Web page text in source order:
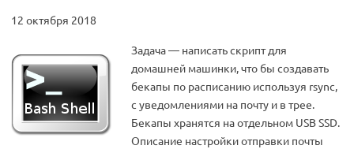
12 октября 2018
Задача — написать скрипт для
домашней машинки, что бы создавать
бекапы по расписанию используя rsync,
с уведомлениями на почту и в трее.
Бекапы хранятся на отдельном USB SSD.
Описание настройки отправки почты